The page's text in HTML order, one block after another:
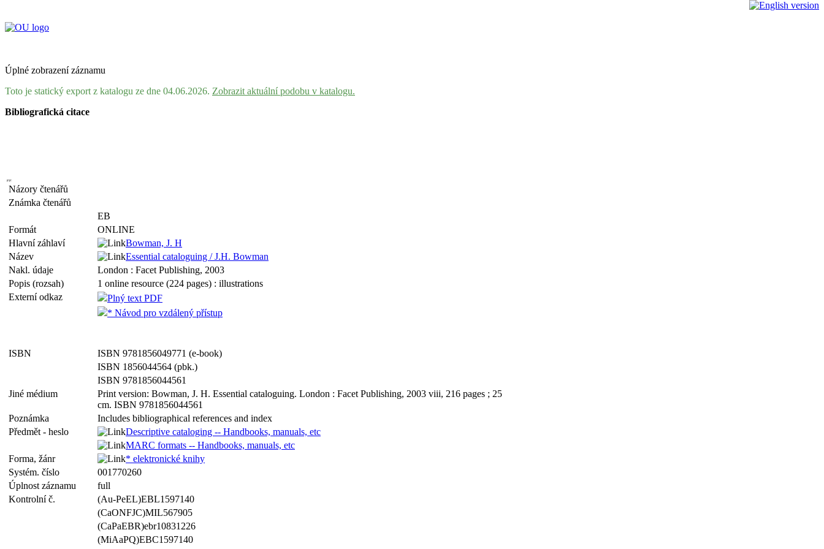
Úplné zobrazení záznamu
Toto je statický export z katalogu ze dne 04.06.2026. Zobrazit aktuální podobu v katalogu.
Bibliografická citace
Názory čtenářů
Známka čtenářů
EB
Formát
ONLINE
Hlavní záhlaví
Bowman, J. H
Název
Essential cataloguing / J.H. Bowman
Nakl. údaje
London : Facet Publishing, 2003
Popis (rozsah)
1 online resource (224 pages) : illustrations
Externí odkaz
Plný text PDF
* Návod pro vzdálený přístup
ISBN
ISBN 9781856049771 (e-book)
ISBN 1856044564 (pbk.)
ISBN 9781856044561
Jiné médium
Print version: Bowman, J. H. Essential cataloguing. London : Facet Publishing, 2003 viii, 216 pages ; 25
cm. ISBN 9781856044561
Poznámka
Includes bibliographical references and index
Předmět - heslo
Descriptive cataloging -- Handbooks, manuals, etc
MARC formats -- Handbooks, manuals, etc
Forma, žánr
* elektronické knihy
Systém. číslo
001770260
Úplnost záznamu
full
Kontrolní č.
(Au-PeEL)EBL1597140
(CaONFJC)MIL567905
(CaPaEBR)ebr10831226
(MiAaPQ)EBC1597140